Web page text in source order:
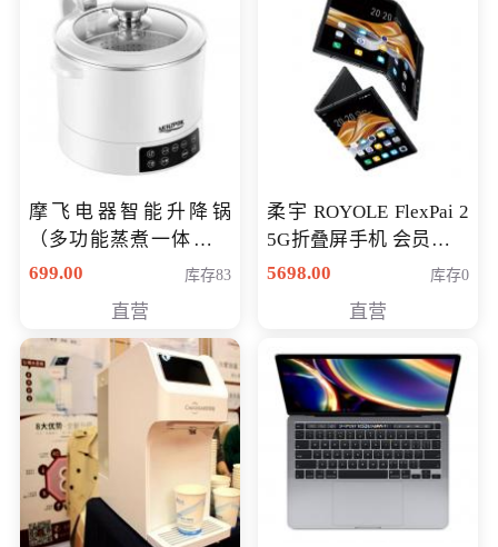
摩飞电器智能升降锅
（多功能蒸煮一体锅）
（智能升降养生锅） 会
699.00 库存83
直营
柔宇 ROYOLE FlexPai 2
5G折叠屏手机 会员专享
购买价格 4998元
5698.00 库存0
直营